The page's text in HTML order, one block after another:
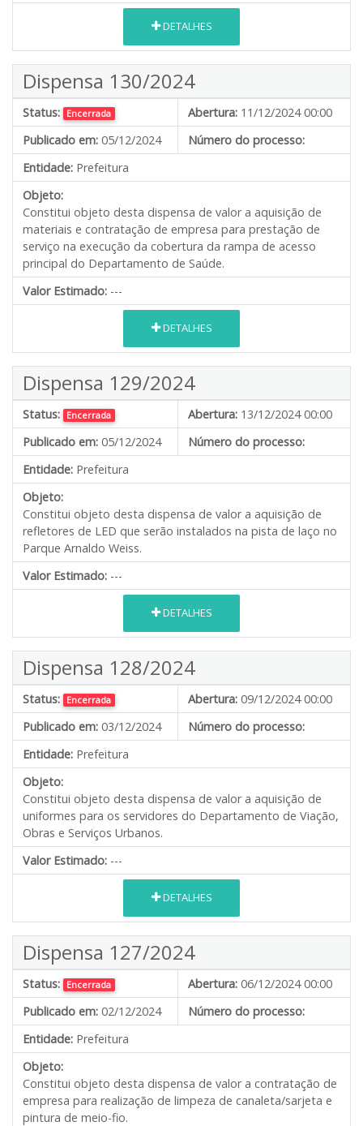
DETALHES
Dispensa 130/2024
Status: Encerrada Abertura: 11/12/2024 00:00
Publicado em: 05/12/2024
Número do processo:
Entidade: Prefeitura
Objeto:
Constitui objeto desta dispensa de valor a aquisição de
materiais e contratação de empresa para prestação de
serviço na execução da cobertura da rampa de acesso
principal do Departamento de Saúde.
Valor Estimado: ---
DETALHES
Dispensa 129/2024
Status: Encerrada Abertura: 13/12/2024 00:00
Publicado em: 05/12/2024
Número do processo:
Entidade: Prefeitura
Objeto:
Constitui objeto desta dispensa de valor a aquisição de
refletores de LED que serão instalados na pista de laço no
Parque Arnaldo Weiss.
Valor Estimado: ---
DETALHES
Dispensa 128/2024
Status: Encerrada Abertura: 09/12/2024 00:00
Publicado em: 03/12/2024
Número do processo:
Entidade: Prefeitura
Objeto:
Constitui objeto desta dispensa de valor a aquisição de
uniformes para os servidores do Departamento de Viação,
Obras e Serviços Urbanos.
Valor Estimado: ---
DETALHES
Dispensa 127/2024
Status: Encerrada Abertura: 06/12/2024 00:00
Publicado em: 02/12/2024
Número do processo:
Entidade: Prefeitura
Objeto:
Constitui objeto desta dispensa de valor a contratação de
empresa para realização de limpeza de canaleta/sarjeta e
pintura de meio-fio.